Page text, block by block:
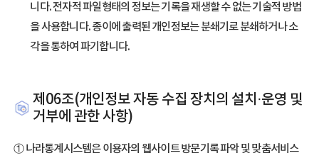
니다. 전자적 파일형태의 정보는 기록을 재생할 수 없는 기술적 방법
을 사용합니다. 종이에 출력된 개인정보는 분쇄기로 분쇄하거나 소
각을 통하여 파기합니다.
제06조(개인정보 자동 수집 장치의 설치·운영 및
거부에 관한 사항)
① 나라통계시스템은 이용자의 웹사이트 방문기록 파악 및 맞춤서비스